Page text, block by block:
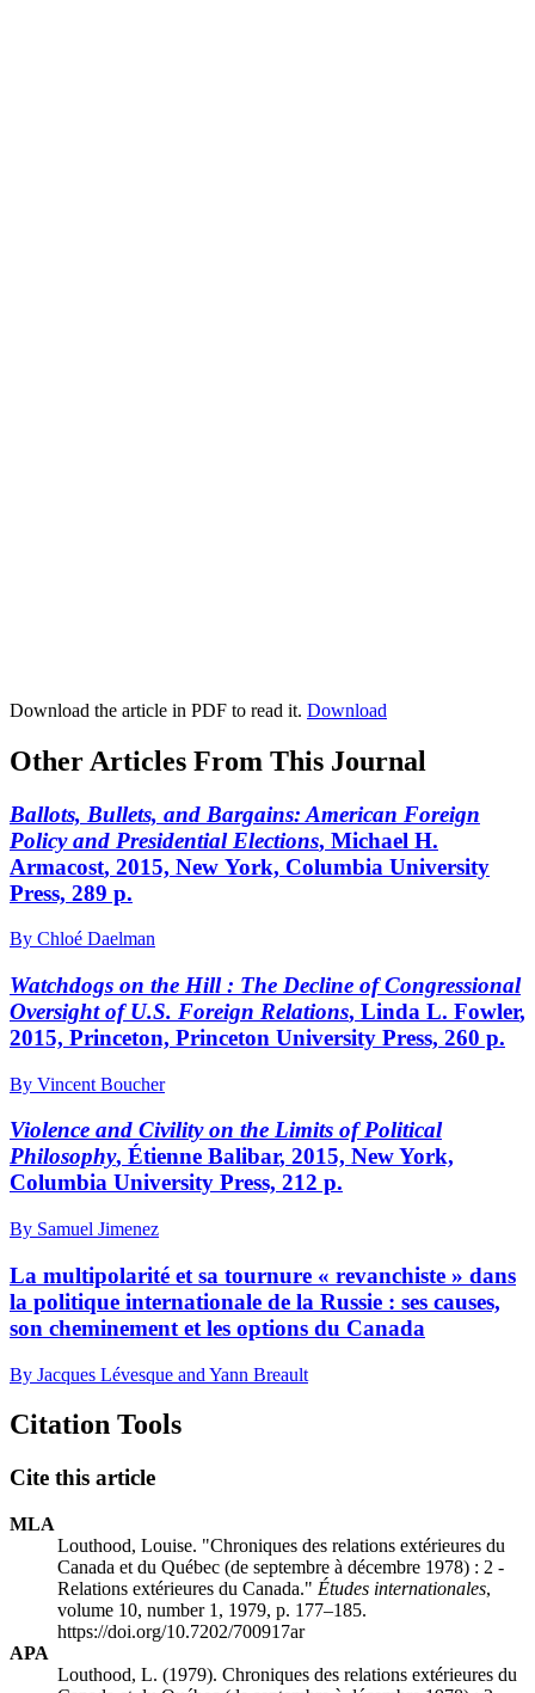
Download the article in PDF to read it. Download
Other Articles From This Journal
Ballots, Bullets, and Bargains: American Foreign
Policy and Presidential Elections, Michael H.
Armacost, 2015, New York, Columbia University
Press, 289 p.
By Chloé Daelman
Watchdogs on the Hill : The Decline of Congressional
Oversight of U.S. Foreign Relations, Linda L. Fowler,
2015, Princeton, Princeton University Press, 260 p.
By Vincent Boucher
Violence and Civility on the Limits of Political
Philosophy, Étienne Balibar, 2015, New York,
Columbia University Press, 212 p.
By Samuel Jimenez
La multipolarité et sa tournure « revanchiste » dans
la politique internationale de la Russie : ses causes,
son cheminement et les options du Canada
By Jacques Lévesque and Yann Breault
Citation Tools
Cite this article
MLA
Louthood, Louise. "Chroniques des relations extérieures du
Canada et du Québec (de septembre à décembre 1978) : 2 -
Relations extérieures du Canada." Études internationales,
volume 10, number 1, 1979, p. 177–185.
https://doi.org/10.7202/700917ar
APA
Louthood, L. (1979). Chroniques des relations extérieures du